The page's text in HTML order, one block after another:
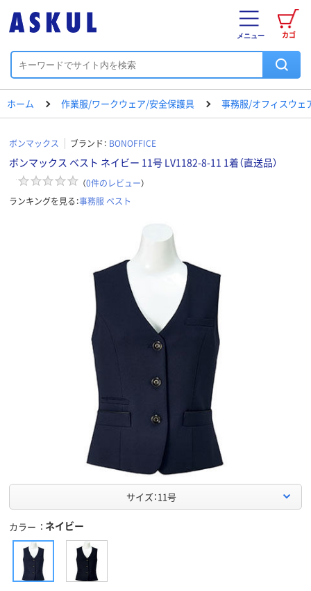
カゴ
メニュー
ホーム 作業服/ワークウェア/安全保護具 事務服/オフィスウェ
ボンマックス ブランド： BONOFFICE
ボンマックス ベスト ネイビー 11号 LV1182-8-11 1着（直送品）
（0件のレビュー）
ランキングを見る：事務服 ベスト
サイズ：11号
カラー ネイビー